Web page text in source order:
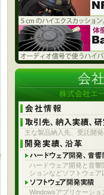
主な製品納入先、受託開
ハードウェア開発と音
ションなどソフトウェア
Windowsアプリケーシ